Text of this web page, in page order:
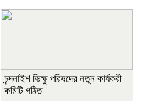
চন্দনাইশ ভিক্ষু পরিষদের নতুন কার্যকরী
কমিটি গঠিত